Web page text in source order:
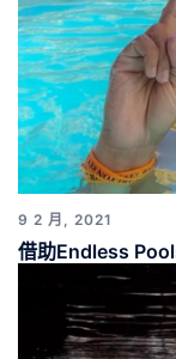
9 2 月, 2021
借助Endless